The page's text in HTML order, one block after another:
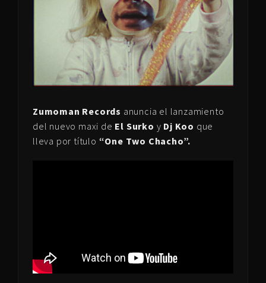
Zumoman Records anuncia el lanzamiento
del nuevo maxi de El Surko y Dj Koo que
lleva por título “One Two Chacho”.